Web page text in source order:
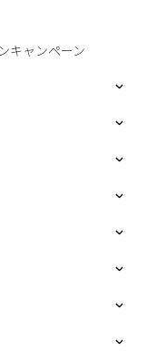
キャンペーン